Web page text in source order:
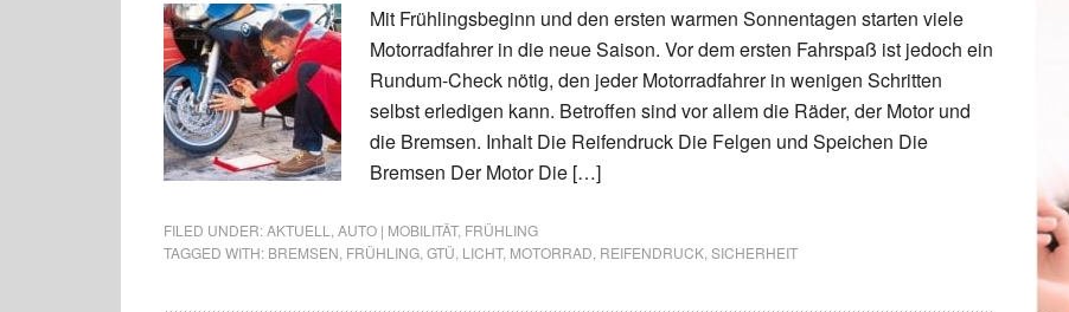
Mit Frühlingsbeginn und den ersten warmen Sonnentagen starten viele
Motorradfahrer in die neue Saison. Vor dem ersten Fahrspaß ist jedoch ein
Rundum-Check nötig, den jeder Motorradfahrer in wenigen Schritten
selbst erledigen kann. Betroffen sind vor allem die Räder, der Motor und
die Bremsen. Inhalt Die Reifendruck Die Felgen und Speichen Die
Bremsen Der Motor Die […]
FILED UNDER:AKTUELL AUTO | MOBILITÄT, FRÜHLING
TAGGED WITH: BREMSEN FRÜHLING GTÜ LICHT, MOTORRAD REIFENDRUCK SICHERHEIT